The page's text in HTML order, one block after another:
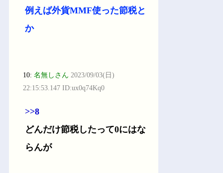
例えば外貨MMF使った節税と
か
10:名無しさん 2023/09/03(日)
22:15:53.147 ID:ux0q74Kq0
>>8
どんだけ節税したって0にはな
らんが